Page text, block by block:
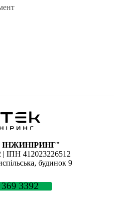
ІПН 412023226512
будинок 9
3392